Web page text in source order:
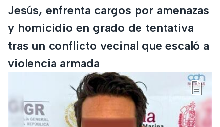
Jesús, enfrenta cargos por amenazas
y homicidio en grado de tentativa
tras un conflicto vecinal que escaló a
violencia armada